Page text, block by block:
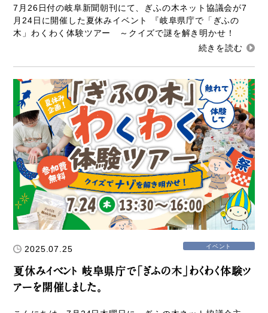
知ってほしい木のコト森のコト
対談シリーズ
ぎふの木コラム
Other
お問い合わせ
7月26日付の岐阜新聞朝刊にて、ぎふの木ネット協議会が7
月24日に開催した夏休みイベント 『岐阜県庁で「ぎふの
木」わくわく体験ツアー ～クイズで謎を解き明かせ！
2025.07.25 イベント
夏休みイベント 岐阜県庁で「ぎふの木」わくわく体験ツ
アーを開催しました。